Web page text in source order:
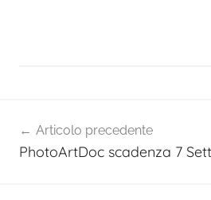
articoli
Articolo precedente
PhotoArtDoc scadenza 7